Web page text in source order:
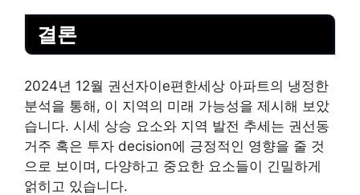
결론
2024년 12월 권선자이e편한세상 아파트의 냉정한
분석을 통해, 이 지역의 미래 가능성을 제시해 보았
습니다. 시세 상승 요소와 지역 발전 추세는 권선동
거주 혹은 투자 decision에 긍정적인 영향을 줄 것
으로 보이며, 다양하고 중요한 요소들이 긴밀하게
얽히고 있습니다.